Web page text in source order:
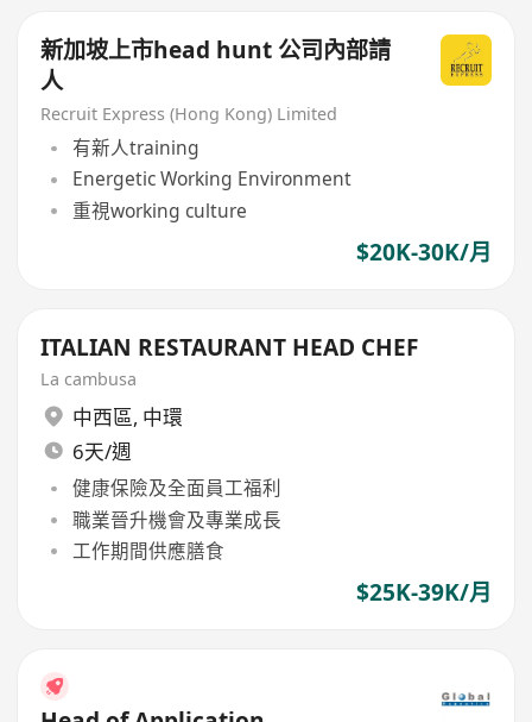
新加坡上市head hunt 公司內部請
人
Recruit Express (Hong Kong) Limited
有新人training
Energetic Working Environment
重視working culture
$20K-30K/月
ITALIAN RESTAURANT HEAD CHEF
La cambusa
中西區, 中環
6天/週
健康保險及全面員工福利
職業晉升機會及專業成長
工作期間供應膳食
$25K-39K/月